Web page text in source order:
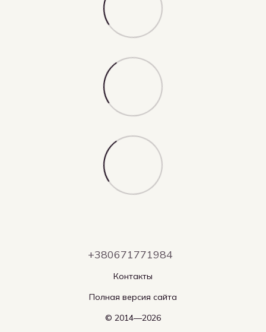
+380671771984
Контакты
Полная версия сайта
© 2014—2026